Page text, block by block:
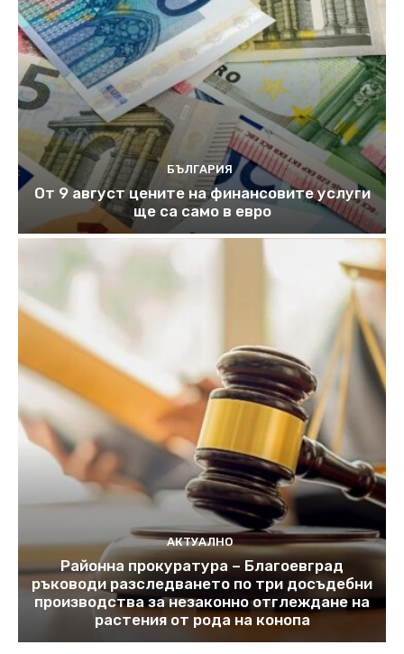
БЪЛГАРИЯ
От 9 август цените на финансовите услуги
ще са само в евро
АКТУАЛНО
Районна прокуратура – Благоевград
ръководи разследването по три досъдебни
производства за незаконно отглеждане на
растения от рода на конопа